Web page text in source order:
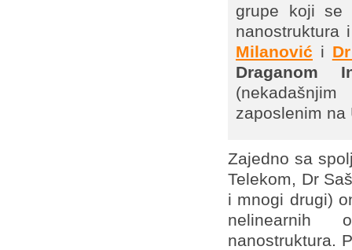
grupe koji se
nanostruktura
Milanović i
Draganom
zaposlenim na
Zajedno sa
Telekom, Dr
i mnogi drugi)
nelinearnih
nanostruktura.